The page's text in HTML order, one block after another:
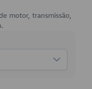
motor, transmissão,